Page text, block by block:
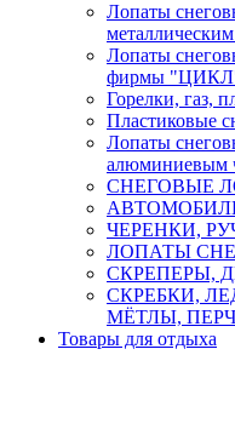
Лопаты
Лопаты
фирмы
Горелки, газ,
Пластиковые
Лопаты
алюминиевым
СНЕГОВЫЕ
ЧЕРЕНКИ,
ЛОПАТЫ
СКРЕПЕРЫ,
СКРЕБКИ,
МЁТЛЫ,
Товары для отдыха